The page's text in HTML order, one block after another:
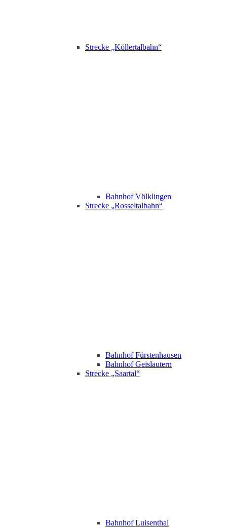
Strecke „Köllertalbahn“
Bahnhof Völklingen
Strecke „Rosseltalbahn“
Bahnhof Fürstenhausen
Bahnhof Geislautern
Strecke „Saartal“
Bahnhof Luisenthal